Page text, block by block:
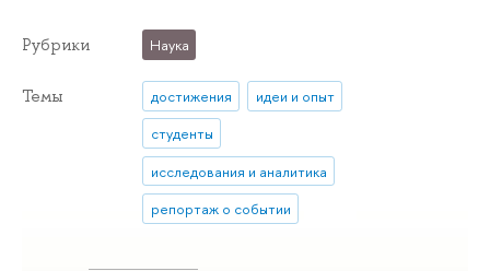
Рубрики Наука
Темы достижения
идеи и опыт
студенты
исследования и аналитика
репортаж о событии